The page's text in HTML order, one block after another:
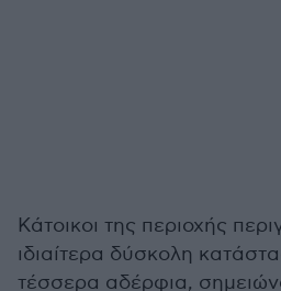
Κάτοικοι της περιοχής
ιδιαίτερα δύσκολη
τέσσερα αδέρφια,